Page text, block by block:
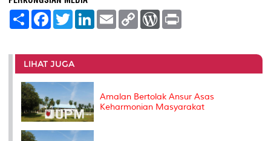
S
e
F
a
b
o
o
k
T
w
t
e
r
L
e
I
E
m
l
C
L
n
W
P
e
s
t
LIHAT JUGA
Amalan Bertolak Ansur Asas
Keharmonian Masyarakat